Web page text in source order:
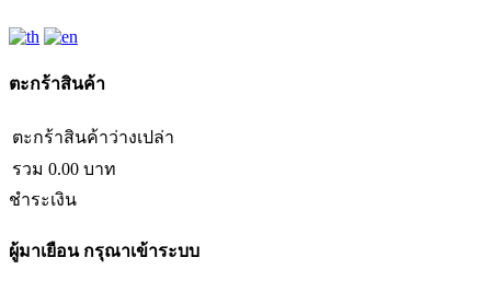
ตะกร้าสินค้า
ตะกร้าสินค้าว่างเปล่า
รวม 0.00 บาท
ชำระเงิน
ผู้มาเยือนกรุณาเข้าระบบ